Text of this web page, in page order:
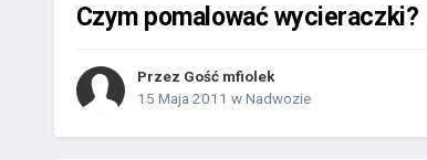
Czym pomalować wycieraczki?
Przez Gość mfiolek
15 Maja 2011 w Nadwozie